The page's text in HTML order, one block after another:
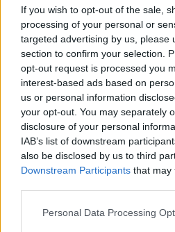
If you wish to opt-out of the sale,
processing of your personal or
targeted advertising by us, please
section to confirm your selection.
opt-out request is processed you
interest-based ads based on
us or personal information
your opt-out. You may separately
disclosure of your personal
IAB’s list of downstream
also be disclosed by us to third
Downstream Participants that may
Personal Data Processing
07.08.2026 - Bosch Powertrain
48.400 Kč • náborový bonus
okres Jihlava)
07.08.2026 -Specialista pro
Klementa 869, Mladá Boleslav II)
06.08.2026 -Bosch Powertrain
Kč • náborový bonus 50.000 Kč •
Jihlava)
06.08.2026 -Bosch Powertrain
týdenní zálohy na mzdu 2.000 Kč
... další nabídky zaměstnání